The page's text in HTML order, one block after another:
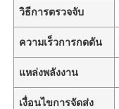
วิธีการตรวจจับ
ความเร็วการกดดัน
แหล่งพลังงาน
เงื่อนไขการจัดส่ง